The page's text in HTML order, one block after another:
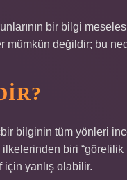
bir bilgi
değildir; bu
bilginin tüm yönleri
biri
yanlış olabilir.